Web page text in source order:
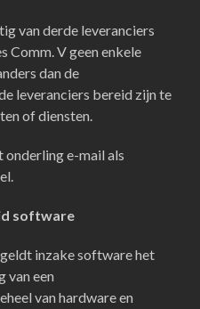
van derde leveranciers
Comm. V geen enkele
dan de
leveranciers bereid zijn te
of diensten.
e-mail als
software
inzake software het
van een
van hardware en